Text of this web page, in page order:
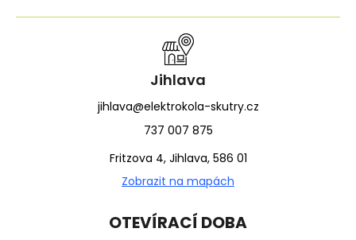
Jihlava
jihlava@elektrokola-skutry.cz
737 007 875
Fritzova 4, Jihlava, 586 01
Zobrazit na mapách
OTEVÍRACÍ DOBA